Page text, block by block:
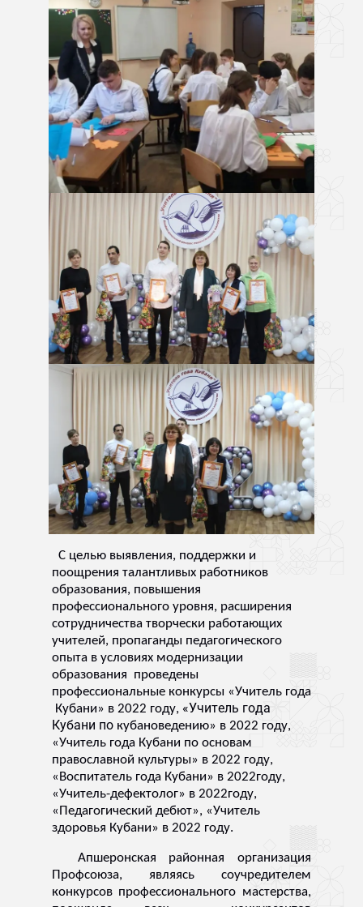
С целью выявления, поддержки и
поощрения талантливых работников
образования, повышения
профессионального уровня, расширения
сотрудничества творчески работающих
учителей, пропаганды педагогического
опыта в условиях модернизации
образования проведены
профессиональные конкурсы «Учитель года
Кубани» в 2022 году, «Учитель года
Кубани по кубановедению» в 2022 году,
«Учитель года Кубани по основам
православной культуры» в 2022 году,
«Воспитатель года Кубани» в 2022году,
«Учитель-дефектолог» в 2022году,
«Педагогический дебют», «Учитель
здоровья Кубани» в 2022 году.
Апшеронская районная организация
Профсоюза, являясь соучредителем
конкурсов профессионального мастерства,